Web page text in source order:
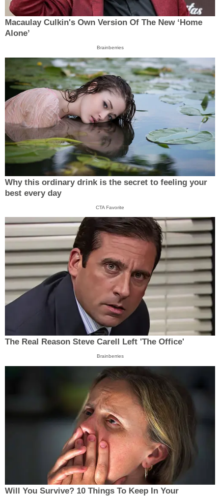
Macaulay Culkin's Own Version Of The New ‘Home
Alone’
Brainberries
Why this ordinary drink is the secret to feeling your
best every day
CTA Favorite
The Real Reason Steve Carell Left 'The Office'
Brainberries
Will You Survive? 10 Things To Keep In Your